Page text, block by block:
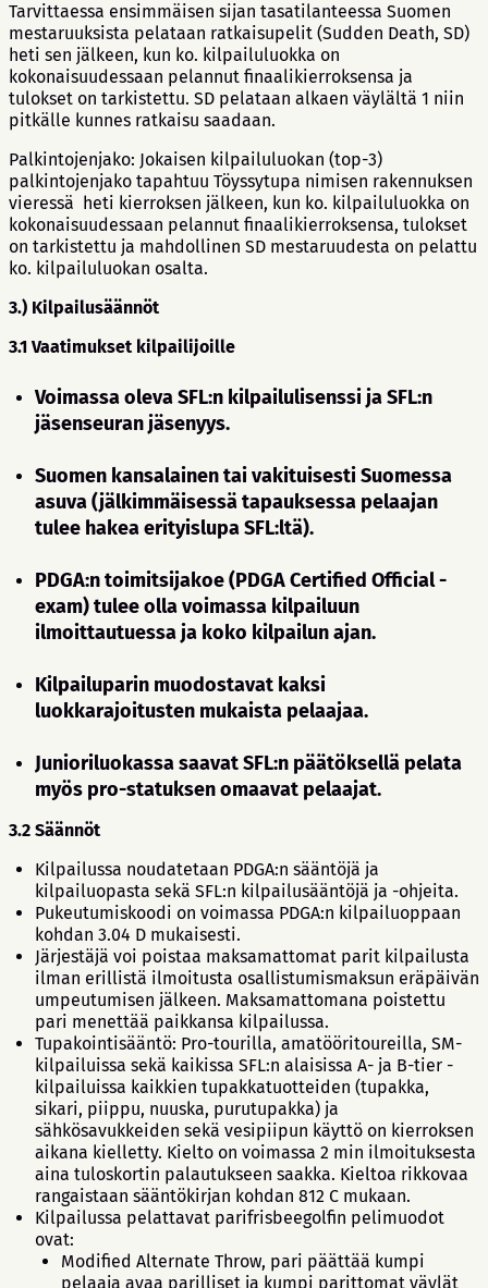
Tarvittaessa ensimmäisen sijan tasatilanteessa Suomen
mestaruuksista pelataan ratkaisupelit (Sudden Death, SD)
heti sen jälkeen, kun ko. kilpailuluokka on
kokonaisuudessaan pelannut finaalikierroksensa ja
tulokset on tarkistettu. SD pelataan alkaen väylältä 1 niin
pitkälle kunnes ratkaisu saadaan.
Palkintojenjako: Jokaisen kilpailuluokan (top-3)
palkintojenjako tapahtuu Töyssytupa nimisen rakennuksen
vieressä heti kierroksen jälkeen, kun ko. kilpailuluokka on
kokonaisuudessaan pelannut finaalikierroksensa, tulokset
on tarkistettu ja mahdollinen SD mestaruudesta on pelattu
ko. kilpailuluokan osalta.
3.) Kilpailusäännöt
3.1 Vaatimukset kilpailijoille
Voimassa oleva SFL:n kilpailulisenssi ja SFL:n
jäsenseuran jäsenyys.
Suomen kansalainen tai vakituisesti Suomessa
asuva (jälkimmäisessä tapauksessa pelaajan
tulee hakea erityislupa SFL:ltä).
PDGA:n toimitsijakoe (PDGA Certified Official -
exam) tulee olla voimassa kilpailuun
ilmoittautuessa ja koko kilpailun ajan.
Kilpailuparin muodostavat kaksi
luokkarajoitusten mukaista pelaajaa.
Junioriluokassa saavat SFL:n päätöksellä pelata
myös pro-statuksen omaavat pelaajat.
3.2 Säännöt
Kilpailussa noudatetaan PDGA:n sääntöjä ja
kilpailuopasta sekä SFL:n kilpailusääntöjä ja -ohjeita.
Pukeutumiskoodi on voimassa PDGA:n kilpailuoppaan
kohdan 3.04 D mukaisesti.
Järjestäjä voi poistaa maksamattomat parit kilpailusta
ilman erillistä ilmoitusta osallistumismaksun eräpäivän
umpeutumisen jälkeen. Maksamattomana poistettu
pari menettää paikkansa kilpailussa.
Tupakointisääntö: Pro-tourilla, amatööritoureilla, SM-
kilpailuissa sekä kaikissa SFL:n alaisissa A- ja B-tier -
kilpailuissa kaikkien tupakkatuotteiden (tupakka,
sikari, piippu, nuuska, purutupakka) ja
sähkösavukkeiden sekä vesipiipun käyttö on kierroksen
aikana kielletty. Kielto on voimassa 2 min ilmoituksesta
aina tuloskortin palautukseen saakka. Kieltoa rikkovaa
rangaistaan sääntökirjan kohdan 812 C mukaan.
Kilpailussa pelattavat parifrisbeegolfin pelimuodot
ovat:
Modified Alternate Throw, pari päättää kumpi
pelaaja avaa parilliset ja kumpi parittomat väylät